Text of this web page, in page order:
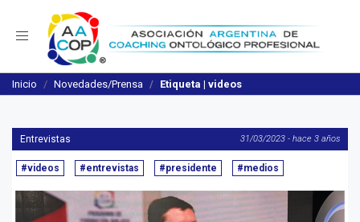
Navegación
Inicio Novedades/Prensa Etiqueta | videos
Entrevistas 31/03/2023 - hace 3 años
#videos #entrevistas #presidente #medios
Anterior